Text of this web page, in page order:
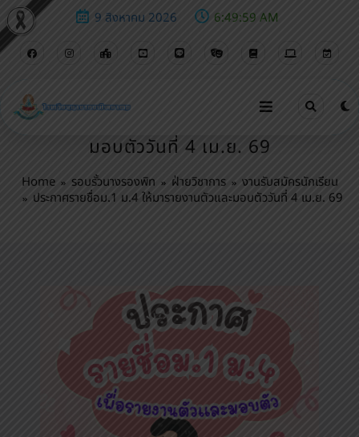
9 สิงหาคม 2026 6:50:00 AM
ประกาศรายชื่อม.1 ม.4 ให้มารายงานตัวและ
มอบตัววันที่ 4 เม.ย. 69
Home รอบรั้วนางรองพิท ฝ่ายวิชาการ
งานรับสมัครนักเรียน
ประกาศรายชื่อม.1 ม.4 ให้มารายงานตัวและมอบตัววันที่ 4 เม.ย. 69